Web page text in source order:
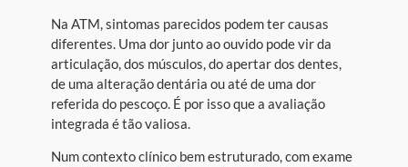
Na ATM, sintomas parecidos podem ter causas
diferentes. Uma dor junto ao ouvido pode vir da
articulação, dos músculos, do apertar dos dentes,
de uma alteração dentária ou até de uma dor
referida do pescoço. É por isso que a avaliação
integrada é tão valiosa.
Num contexto clínico bem estruturado, com exame